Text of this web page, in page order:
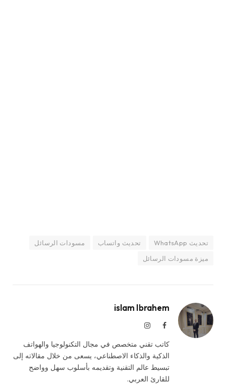
تحديث WhatsApp تحديث واتساب
مسودات الرسائل
ميزة مسودات الرسائل
islam Ibrahem
فيسبوكالانستغرام
كاتب تقني متخصص في مجال التكنولوجيا والهواتف
الذكية والذكاء الاصطناعي، يسعى من خلال مقالاته إلى
تبسيط عالم التقنية وتقديمه بأسلوب سهل وواضح
للقارئ العربي.